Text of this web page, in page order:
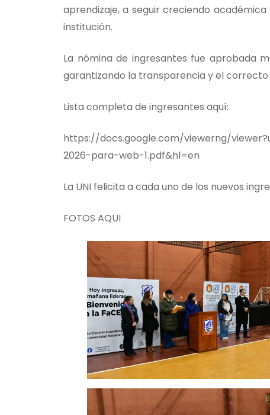
aprendizaje, a seguir creciendo
institución.
La nómina de ingresantes fue aprobada
garantizando la transparencia y el
Lista completa de ingresantes aquí:
https://docs.google.com/viewerng/
2026-para-web-1.pdf&hl=en
La UNI felicita a cada uno de los nuevos
FOTOS AQUI